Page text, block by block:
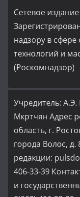
Сетевое
надзору в
технологий и
(Роскомнадзор)
Учредитель:
Мкртчян Адрес
область, г.
города Волос, д.
редакции:
406-33-39
и